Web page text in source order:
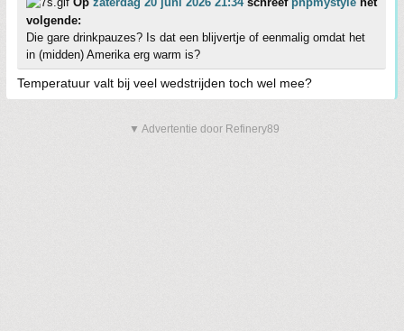
volgende:
Die gare drinkpauzes? Is dat een blijvertje of eenmalig omdat het
in (midden) Amerika erg warm is?
Temperatuur valt bij veel wedstrijden toch wel mee?
▼ Advertentie door Refinery89